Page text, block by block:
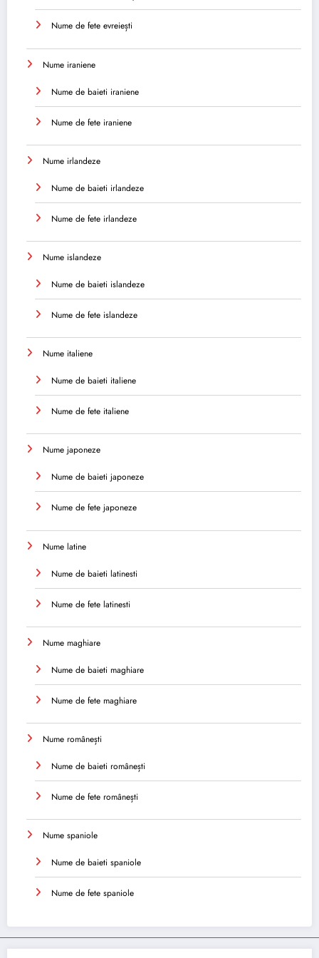
Nume de fete evreiești
Nume iraniene
Nume de baieti iraniene
Nume de fete iraniene
Nume irlandeze
Nume de baieti irlandeze
Nume de fete irlandeze
Nume islandeze
Nume de baieti islandeze
Nume de fete islandeze
Nume italiene
Nume de baieti italiene
Nume de fete italiene
Nume japoneze
Nume de baieti japoneze
Nume de fete japoneze
Nume latine
Nume de baieti latinesti
Nume de fete latinesti
Nume maghiare
Nume de baieti maghiare
Nume de fete maghiare
Nume românești
Nume de baieti românești
Nume de fete românești
Nume spaniole
Nume de baieti spaniole
Nume de fete spaniole